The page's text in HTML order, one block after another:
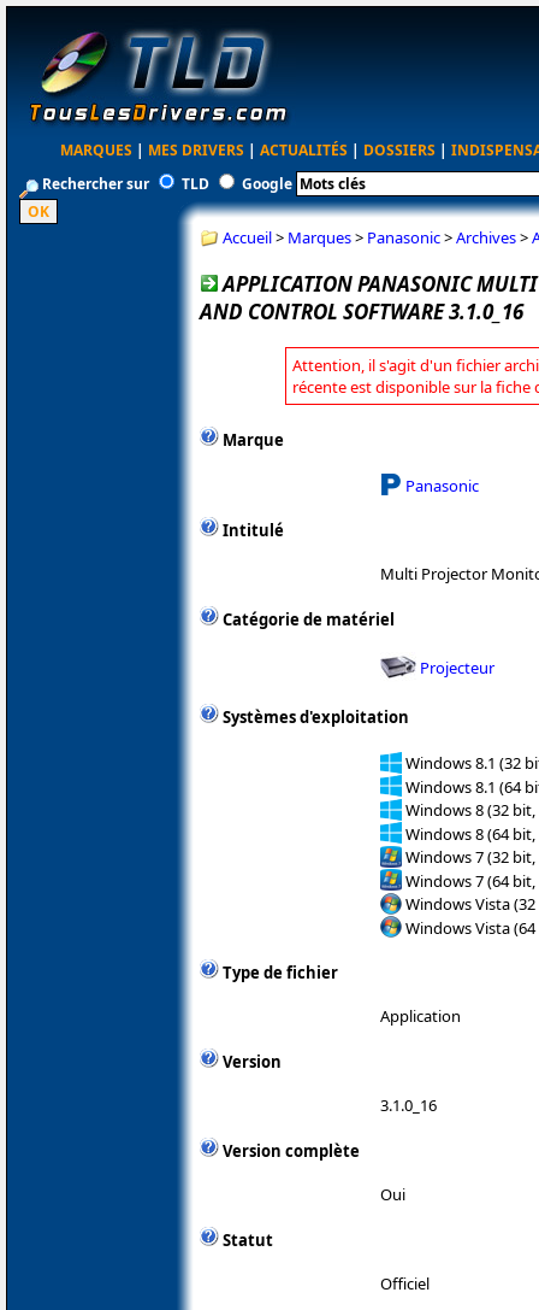
MARQUES | MES DRIVERS | ACTUALITÉS | DOSSIERS |
Rechercher sur
TLD Google
Accueil> Marques> Panasonic>Archives>
APPLICATION PANASONIC
AND CONTROL SOFTWARE 3.1.0_16
Attention, il s'agit d'un fichier
récente est disponible sur la fiche
Marque
Panasonic
Intitulé
Multi Projector
Catégorie de matériel
Projecteur
Systèmes d'exploitation
Windows 8.1 (32
Windows 8.1 (64
Windows 8 (32 bit,
Windows 8 (64 bit,
Windows 7 (32 bit,
Windows 7 (64 bit,
Windows Vista
Windows Vista
Type de fichier
Application
Version
3.1.0_16
Version complète
Oui
Statut
Officiel